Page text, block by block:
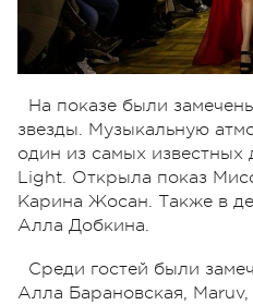
На показе были
звезды. Музыкальную
один из самых
Light. Открыла показ
Карина Жосан. Также в
Алла Добкина.
Среди гостей были
Алла Барановская,